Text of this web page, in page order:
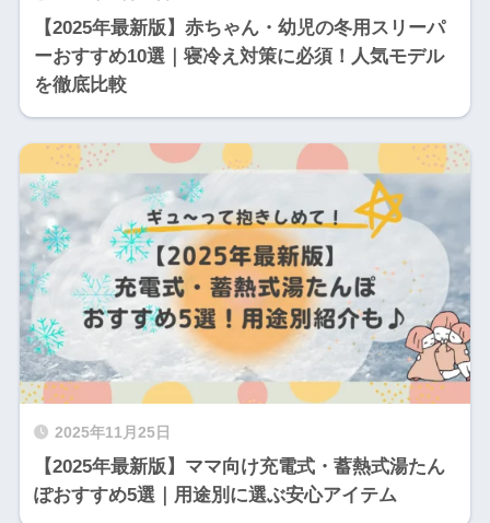
【2025年最新版】赤ちゃん・幼児の冬用スリーパ
ーおすすめ10選｜寝冷え対策に必須！人気モデル
を徹底比較
2025年11月25日
【2025年最新版】ママ向け充電式・蓄熱式湯たん
ぽおすすめ5選｜用途別に選ぶ安心アイテム